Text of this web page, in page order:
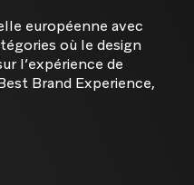
européenne avec
où le design
l’expérience de
Brand Experience,